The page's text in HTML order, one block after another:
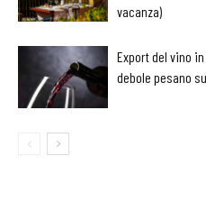
vacanza)
Export del vino
debole pesano